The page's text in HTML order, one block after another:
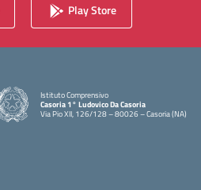
Play Store
Istituto Comprensivo
Casoria 1° Ludovico Da Casoria
Via Pio XII, 126/128 – 80026 – Casoria (NA)